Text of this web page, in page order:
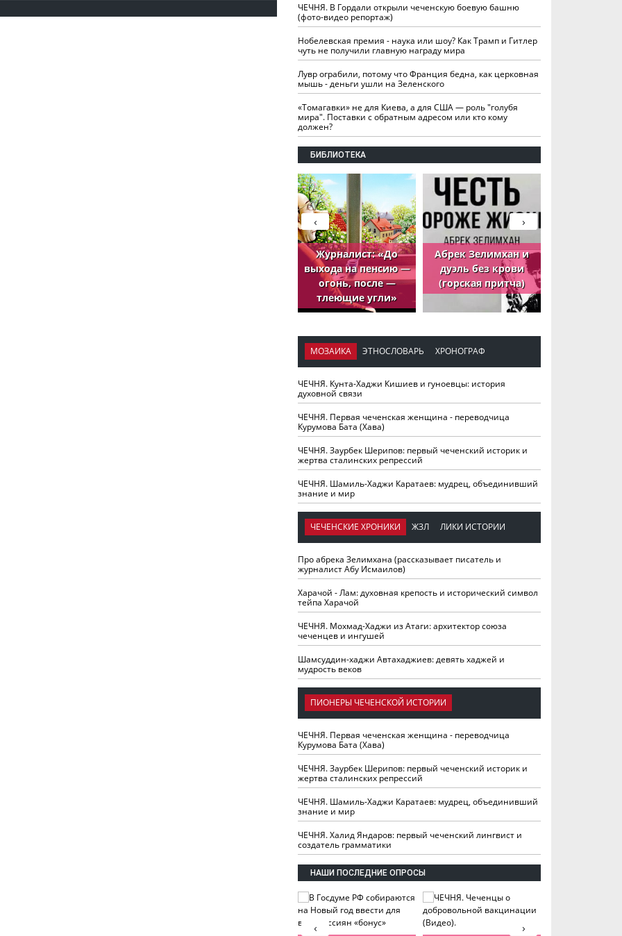
ЧЕЧНЯ. В Гордали открыли чеченскую боевую башню
(фото-видео репортаж)
Нобелевская премия - наука или шоу? Как Трамп и Гитлер
чуть не получили главную награду мира
Лувр ограбили, потому что Франция бедна, как церковная
мышь - деньги ушли на Зеленского
«Томагавки» не для Киева, а для США — роль "голубя
мира". Поставки с обратным адресом или кто кому
должен?
БИБЛИОТЕКА
Журналист: «До
выхода на пенсию —
огонь, после —
тлеющие угли»
Абрек Зелимхан и
дуэль без крови
(горская притча)
›
‹
МОЗАИКА ЭТНОСЛОВАРЬ ХРОНОГРАФ
ЧЕЧНЯ. Кунта-Хаджи Кишиев и гуноевцы: история
духовной связи
ЧЕЧНЯ. Первая чеченская женщина - переводчица
Курумова Бата (Хава)
ЧЕЧНЯ. Заурбек Шерипов: первый чеченский историк и
жертва сталинских репрессий
ЧЕЧНЯ. Шамиль-Хаджи Каратаев: мудрец, объединивший
знание и мир
ЧЕЧЕНСКИЕ ХРОНИКИ ЖЗЛ ЛИКИ ИСТОРИИ
Про абрека Зелимхана (рассказывает писатель и
журналист Абу Исмаилов)
Харачой - Лам: духовная крепость и исторический символ
тейпа Харачой
ЧЕЧНЯ. Мохмад-Хаджи из Атаги: архитектор союза
чеченцев и ингушей
Шамсуддин-хаджи Автахаджиев: девять хаджей и
мудрость веков
ПИОНЕРЫ ЧЕЧЕНСКОЙ ИСТОРИИ
ЧЕЧНЯ. Первая чеченская женщина - переводчица
Курумова Бата (Хава)
ЧЕЧНЯ. Заурбек Шерипов: первый чеченский историк и
жертва сталинских репрессий
ЧЕЧНЯ. Шамиль-Хаджи Каратаев: мудрец, объединивший
знание и мир
ЧЕЧНЯ. Халид Яндаров: первый чеченский лингвист и
создатель грамматики
НАШИ ПОСЛЕДНИЕ ОПРОСЫ
›
‹